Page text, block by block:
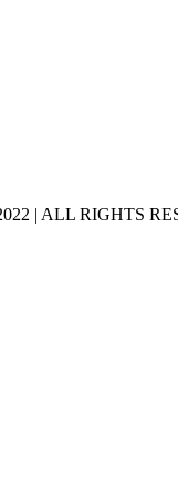
| ALL RIGHTS